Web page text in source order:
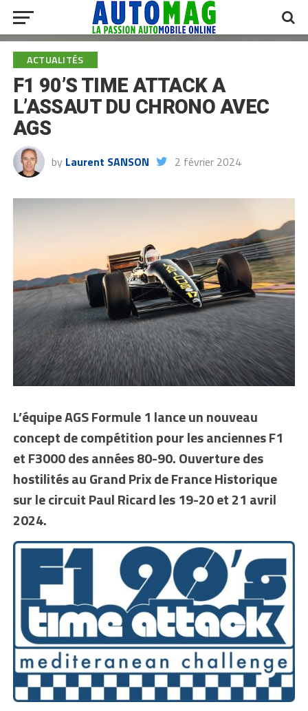
ACTUALITÉS
F1 90’S TIME ATTACK A
L’ASSAUT DU CHRONO AVEC
AGS
by Laurent SANSON 2 février 2024
L’équipe AGS Formule 1 lance un nouveau
concept de compétition pour les anciennes F1
et F3000 des années 80-90. Ouverture des
hostilités au Grand Prix de France Historique
sur le circuit Paul Ricard les 19-20 et 21 avril
2024.